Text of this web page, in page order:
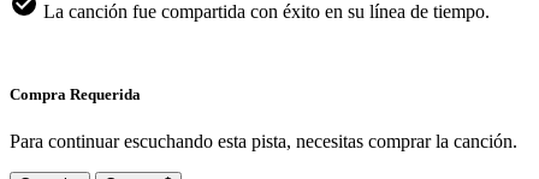
La canción fue compartida con éxito en su línea de tiempo.
Compra Requerida
Para continuar escuchando esta pista, necesitas comprar la canción.